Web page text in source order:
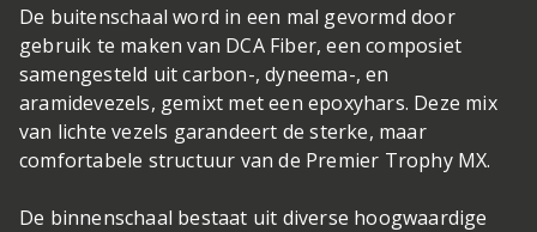
De buitenschaal word in een mal gevormd door
gebruik te maken van DCA Fiber, een composiet
samengesteld uit carbon-, dyneema-, en
aramidevezels, gemixt met een epoxyhars. Deze mix
van lichte vezels garandeert de sterke, maar
comfortabele structuur van de Premier Trophy MX.
De binnenschaal bestaat uit diverse hoogwaardige